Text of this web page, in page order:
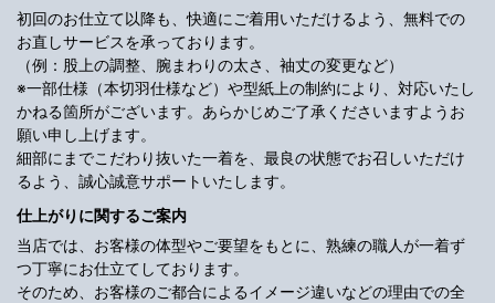
初回のお仕立て以降も、快適にご着用いただけるよう、無料での
お直しサービスを承っております。
（例：股上の調整、腕まわりの太さ、袖丈の変更など）
※一部仕様（本切羽仕様など）や型紙上の制約により、対応いたし
かねる箇所がございます。あらかじめご了承くださいますようお
願い申し上げます。
細部にまでこだわり抜いた一着を、最良の状態でお召しいただけ
るよう、誠心誠意サポートいたします。
仕上がりに関するご案内
当店では、お客様の体型やご要望をもとに、熟練の職人が一着ず
つ丁寧にお仕立てしております。
そのため、お客様のご都合によるイメージ違いなどの理由での全